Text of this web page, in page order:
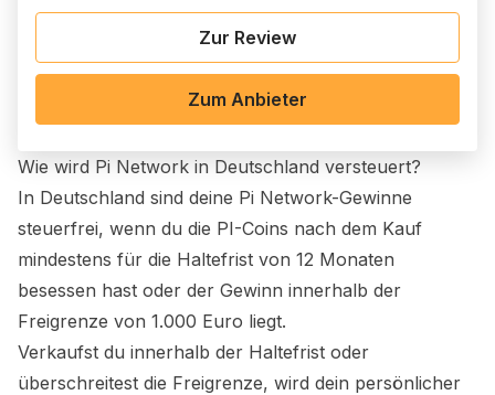
Zur Review
Zum Anbieter
Wie wird Pi Network in Deutschland versteuert?
In Deutschland sind deine Pi Network-Gewinne
steuerfrei, wenn du die PI-Coins nach dem Kauf
mindestens für die Haltefrist von 12 Monaten
besessen hast oder der Gewinn innerhalb der
Freigrenze von 1.000 Euro liegt.
Verkaufst du innerhalb der Haltefrist oder
überschreitest die Freigrenze, wird dein persönlicher